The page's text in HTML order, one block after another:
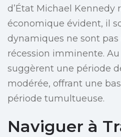
d’État Michael Kennedy
économique évident, il
dynamiques ne sont pas
récession imminente.
suggèrent une période
modérée, offrant une
période tumultueuse.
Naviguer à